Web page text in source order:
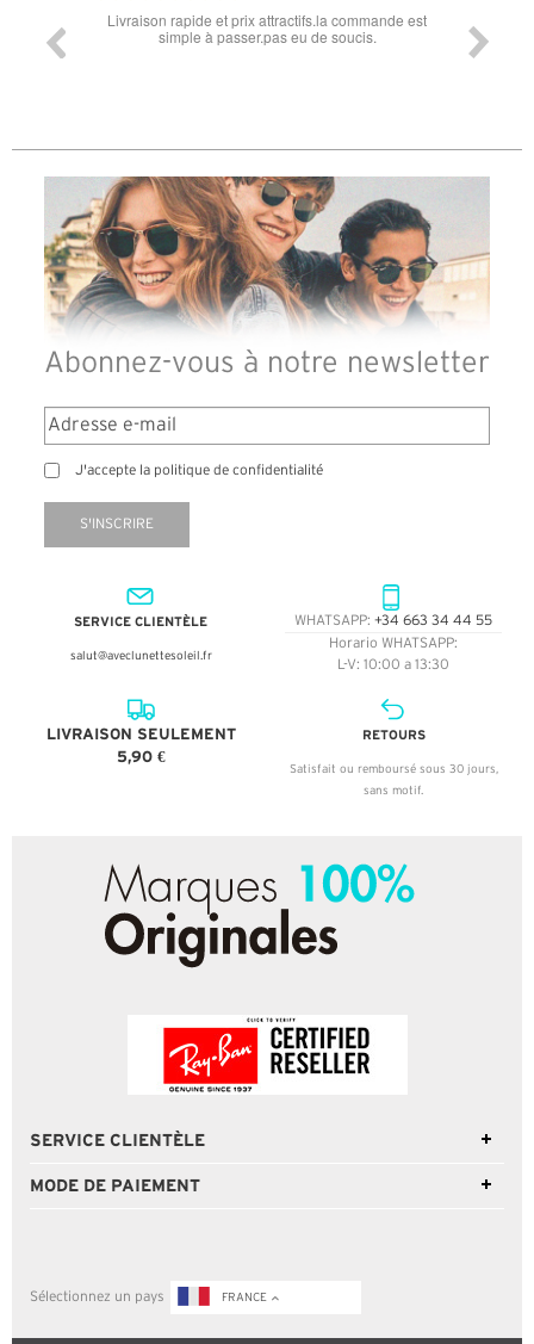
Livraison rapide et prix attractifs.la commande est
simple à passer.pas eu de soucis.
Super lunette merci
Abonnez-vous à notre newsletter
J'accepte la politique de confidentialité
S'INSCRIRE
SERVICE CLIENTÈLE
salut@aveclunettesoleil.fr
WHATSAPP: +34 663 34 44 55
Horario WHATSAPP:
L-V: 10:00 a 13:30
LIVRAISON SEULEMENT
5,90 €
RETOURS
Satisfait ou remboursé sous 30 jours,
sans motif.
SERVICE CLIENTÈLE
MODE DE PAIEMENT
Sélectionnez un pays FRANCE